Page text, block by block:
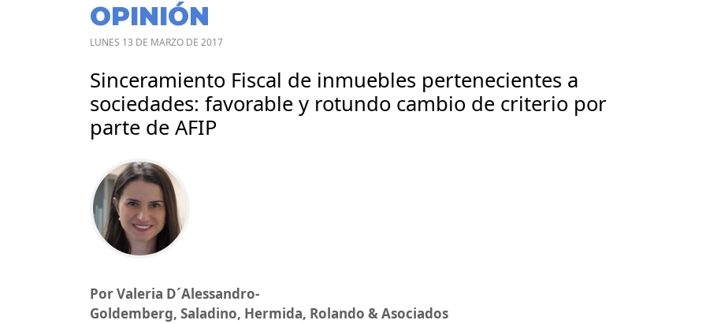
OPINIÓN
LUNES 13 DE MARZO DE 2017
Sinceramiento Fiscal de inmuebles pertenecientes a
sociedades: favorable y rotundo cambio de criterio por
parte de AFIP
Por Valeria D´Alessandro-
Goldemberg, Saladino, Hermida, Rolando & Asociados